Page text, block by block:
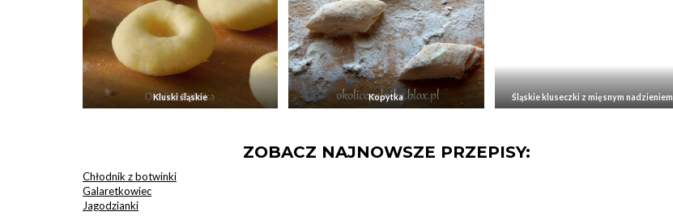
Kluski śląskie Kopytka Śląskie kluseczki z mięsnym nadzieniem
ZOBACZ NAJNOWSZE PRZEPISY:
Chłodnik z botwinki
Galaretkowiec
Jagodzianki